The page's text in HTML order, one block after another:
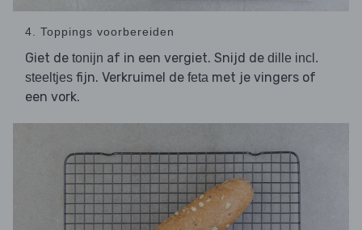
4. Toppings voorbereiden
Giet de tonijn af in een vergiet. Snijd de dille incl.
steeltjes fijn. Verkruimel de feta met je vingers of
een vork.